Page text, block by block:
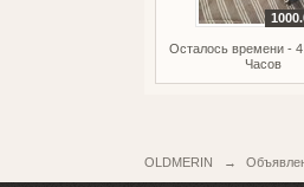
Осталось времени -
Часов
OLDMERIN →